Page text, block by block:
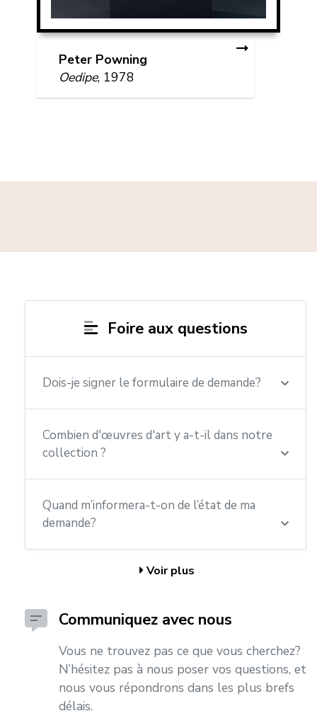
Peter Powning
Oedipe, 1978
Foire aux questions
Dois-je signer le formulaire de demande?
Combien d'œuvres d'art y a-t-il dans notre
collection ?
Quand m’informera-t-on de l’état de ma
demande?
Voir plus
Communiquez avec nous
Vous ne trouvez pas ce que vous cherchez?
N’hésitez pas à nous poser vos questions, et
nous vous répondrons dans les plus brefs
délais.